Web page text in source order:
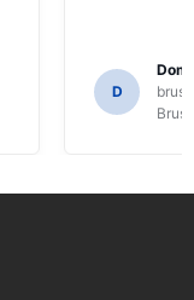
D